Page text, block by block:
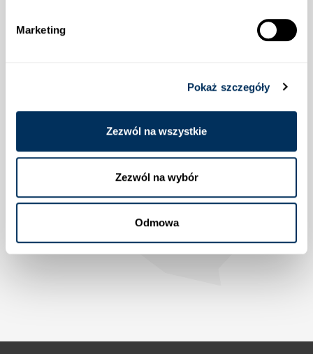
Marketing
Pokaż szczegóły
Zezwól na wszystkie
Zezwól na wybór
Odmowa